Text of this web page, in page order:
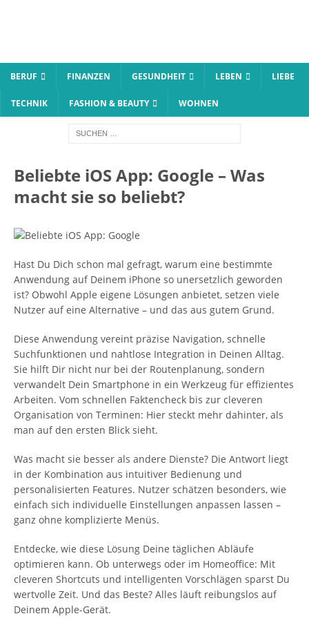
BERUF FINANZEN GESUNDHEIT LEBEN LIEBE
TECHNIK FASHION & BEAUTY WOHNEN
Beliebte iOS App: Google – Was
macht sie so beliebt?
Hast Du Dich schon mal gefragt, warum eine bestimmte
Anwendung auf Deinem iPhone so unersetzlich geworden
ist? Obwohl Apple eigene Lösungen anbietet, setzen viele
Nutzer auf eine Alternative – und das aus gutem Grund.
Diese Anwendung vereint präzise Navigation, schnelle
Suchfunktionen und nahtlose Integration in Deinen Alltag.
Sie hilft Dir nicht nur bei der Routenplanung, sondern
verwandelt Dein Smartphone in ein Werkzeug für effizientes
Arbeiten. Vom schnellen Faktencheck bis zur cleveren
Organisation von Terminen: Hier steckt mehr dahinter, als
man auf den ersten Blick sieht.
Was macht sie besser als andere Dienste? Die Antwort liegt
in der Kombination aus intuitiver Bedienung und
personalisierten Features. Nutzer schätzen besonders, wie
einfach sich individuelle Einstellungen anpassen lassen –
ganz ohne komplizierte Menüs.
Entdecke, wie diese Lösung Deine täglichen Abläufe
optimieren kann. Ob unterwegs oder im Homeoffice: Mit
cleveren Shortcuts und intelligenten Vorschlägen sparst Du
wertvolle Zeit. Und das Beste? Alles läuft reibungslos auf
Deinem Apple-Gerät.